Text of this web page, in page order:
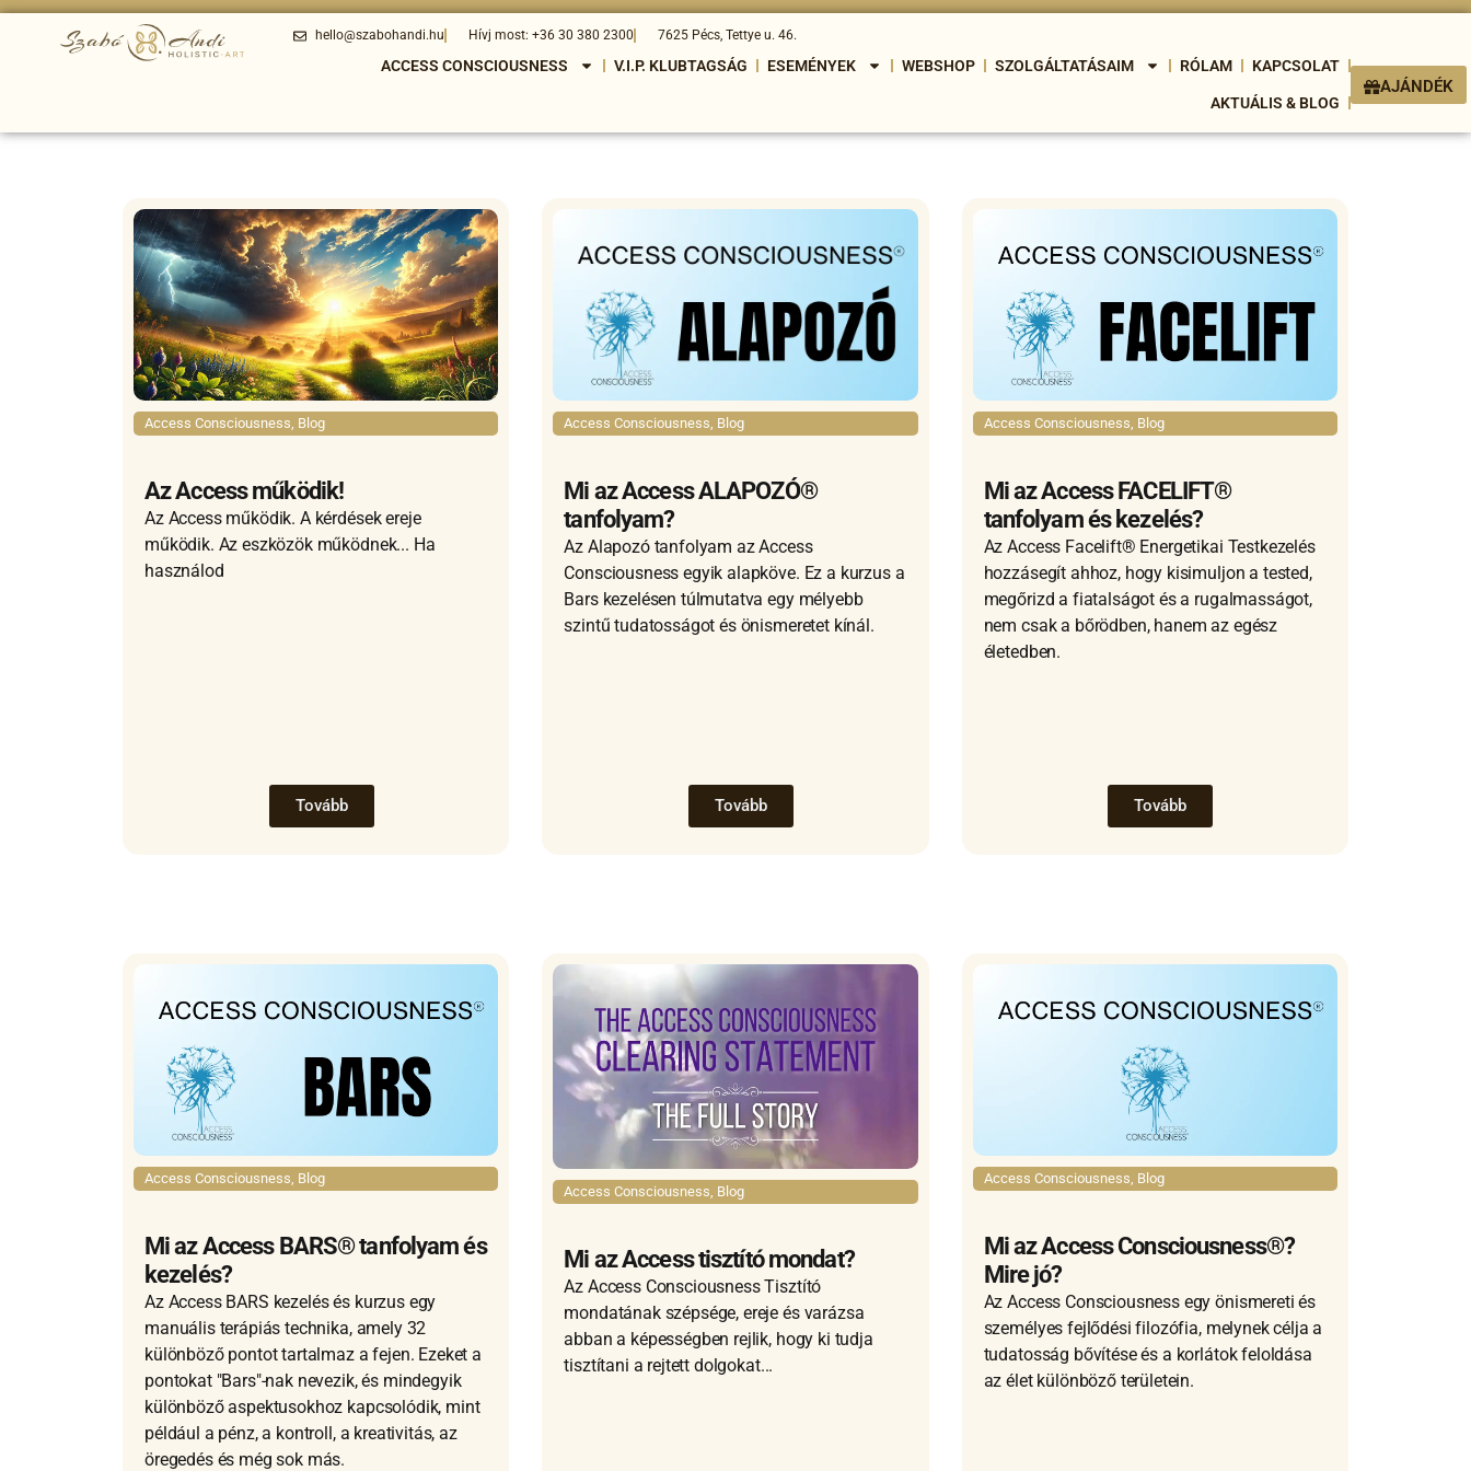
hello@szabohandi.hu Hívj most: +36 30 380 2300 7625 Pécs, Tettye u. 46.
ACCESS CONSCIOUSNESS V.I.P. KLUBTAGSÁG ESEMÉNYEK WEBSHOP SZOLGÁLTATÁSAIM RÓLAM KAPCSOLAT
AKTUÁLIS & BLOG
AJÁNDÉK
Access Consciousness Blog
Az Access működik!
Az Access működik. A kérdések ereje
működik. Az eszközök működnek... Ha
használod
Tovább
Access Consciousness Blog
Mi az Access ALAPOZÓ®
tanfolyam?
Az Alapozó tanfolyam az Access
Consciousness egyik alapköve. Ez a kurzus a
Bars kezelésen túlmutatva egy mélyebb
szintű tudatosságot és önismeretet kínál.
Tovább
Access Consciousness Blog
Mi az Access FACELIFT®
tanfolyam és kezelés?
Az Access Facelift® Energetikai Testkezelés
hozzásegít ahhoz, hogy kisimuljon a tested,
megőrizd a fiatalságot és a rugalmasságot,
nem csak a bőrödben, hanem az egész
életedben.
Tovább
Access Consciousness Blog
Mi az Access BARS® tanfolyam és
kezelés?
Az Access BARS kezelés és kurzus egy
manuális terápiás technika, amely 32
különböző pontot tartalmaz a fejen. Ezeket a
pontokat "Bars"-nak nevezik, és mindegyik
különböző aspektusokhoz kapcsolódik, mint
például a pénz, a kontroll, a kreativitás, az
öregedés és még sok más.
Access Consciousness, Blog
Mi az Access tisztító mondat?
Az Access Consciousness Tisztító
mondatának szépsége, ereje és varázsa
abban a képességben rejlik, hogy ki tudja
tisztítani a rejtett dolgokat...
Access Consciousness Blog
Mi az Access Consciousness®?
Mire jó?
Az Access Consciousness egy önismereti és
személyes fejlődési filozófia, melynek célja a
tudatosság bővítése és a korlátok feloldása
az élet különböző területein.